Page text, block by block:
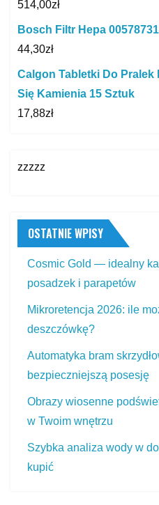
514,00zł
Bosch Filtr Hepa
44,30zł
Calgon Tabletki Do Pralek
Się Kamienia 15 Sztuk
17,88zł
zzzzz
OSTATNIE WPISY
Cosmic Gold — idealny
posadzek i parapetów
Mikroretencja 2026: ile
deszczówkę?
Automatyka bram
bezpieczniejszą posesję
Obrazy wiosenne
w Twoim wnętrzu
Szybka analiza wody w
kupić